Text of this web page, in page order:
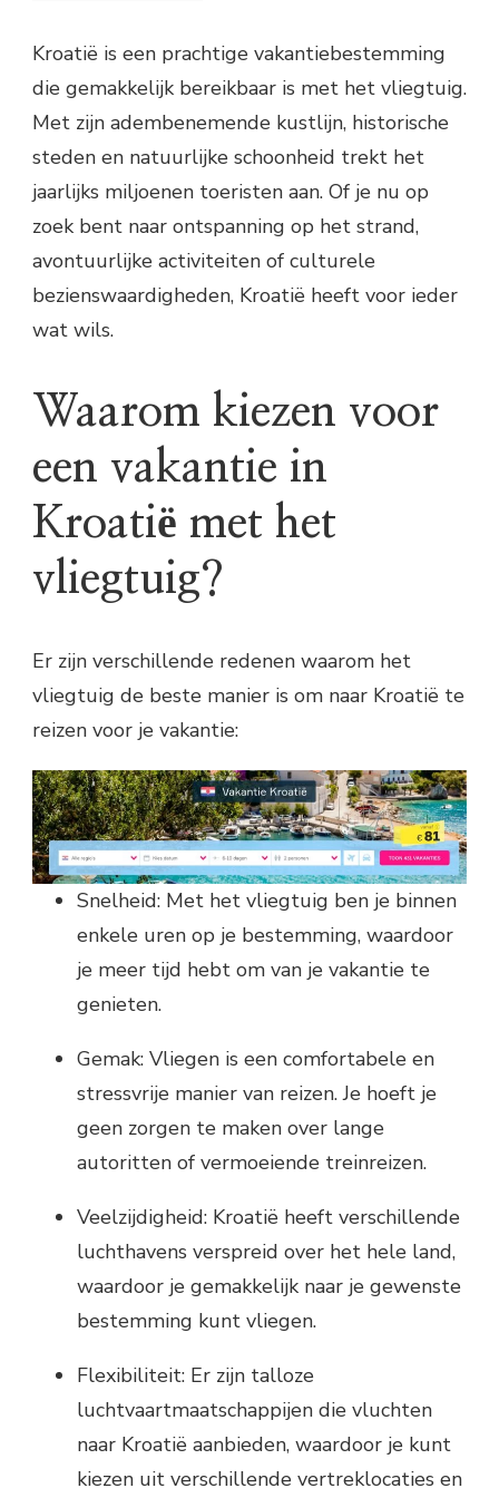
Kroatië is een prachtige vakantiebestemming
die gemakkelijk bereikbaar is met het vliegtuig.
Met zijn adembenemende kustlijn, historische
steden en natuurlijke schoonheid trekt het
jaarlijks miljoenen toeristen aan. Of je nu op
zoek bent naar ontspanning op het strand,
avontuurlijke activiteiten of culturele
bezienswaardigheden, Kroatië heeft voor ieder
wat wils.
Waarom kiezen voor
een vakantie in
Kroatië met het
vliegtuig?
Er zijn verschillende redenen waarom het
vliegtuig de beste manier is om naar Kroatië te
reizen voor je vakantie:
Snelheid: Met het vliegtuig ben je binnen
enkele uren op je bestemming, waardoor
je meer tijd hebt om van je vakantie te
genieten.
Gemak: Vliegen is een comfortabele en
stressvrije manier van reizen. Je hoeft je
geen zorgen te maken over lange
autoritten of vermoeiende treinreizen.
Veelzijdigheid: Kroatië heeft verschillende
luchthavens verspreid over het hele land,
waardoor je gemakkelijk naar je gewenste
bestemming kunt vliegen.
Flexibiliteit: Er zijn talloze
luchtvaartmaatschappijen die vluchten
naar Kroatië aanbieden, waardoor je kunt
kiezen uit verschillende vertreklocaties en